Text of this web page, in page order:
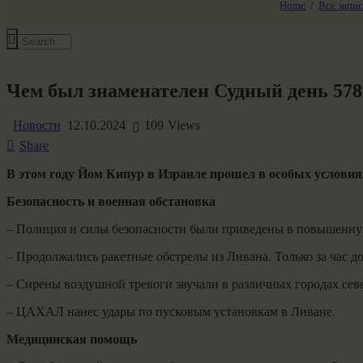
Home Все
Чем был знаменателен Судный день
Новости 12.10.2024 109 Views
Share
В этом году Йом Кипур в Израиле прошел в особых
Безопасность и военная обстановка
– Полиция и силы безопасности были приведены в
– Продолжались ракетные обстрелы из Ливана. Только за час
– Сирены воздушной тревоги звучали в различных городах
– ЦАХАЛ нанес удары по пусковым установкам в Ливане.
Медицинская помощь